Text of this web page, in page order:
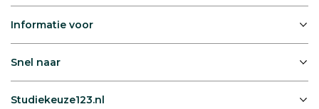
Informatie voor
Snel naar
Studiekeuze123.nl